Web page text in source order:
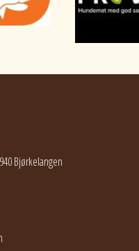
Bjørkelangen